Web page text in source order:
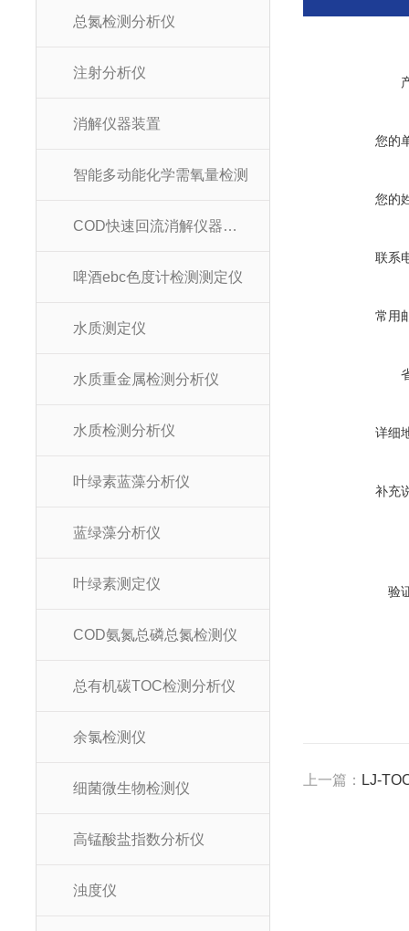
总氮检测分析仪
注射分析仪
消解仪器装置
智能多动能化学需氧量检测
COD快速回流消解仪器装置
啤酒ebc色度计检测测定仪
水质测定仪
水质重金属检测分析仪
水质检测分析仪
叶绿素蓝藻分析仪
蓝绿藻分析仪
叶绿素测定仪
COD氨氮总磷总氮检测仪
总有机碳TOC检测分析仪
余氯检测仪
细菌微生物检测仪
高锰酸盐指数分析仪
浊度仪
您的
您的
联系
常用
详细
补充
验
上一篇： LJ-